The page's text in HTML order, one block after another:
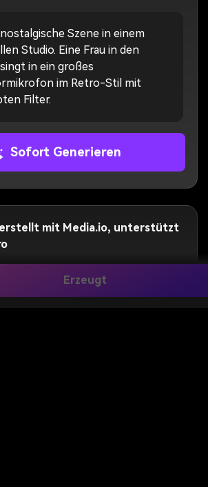
Erzeugt
Szene in einem
Studio. Eine Frau in den
in ein großes
im Retro-Stil mit
Filter.
Sofort Generieren
mit Media.io, unterstützt